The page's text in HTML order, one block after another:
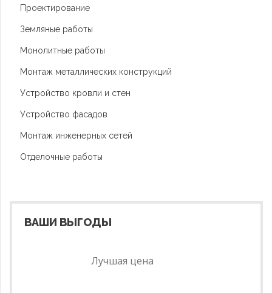
Проектирование
Земляные работы
Монолитные работы
Монтаж металлических конструкций
Устройство кровли и стен
Устройство фасадов
Монтаж инженерных сетей
Отделочные работы
ВАШИ ВЫГОДЫ
Лучшая цена